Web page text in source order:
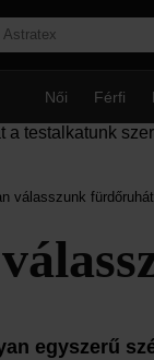
Női Férfi
válasszunk
egyszerű